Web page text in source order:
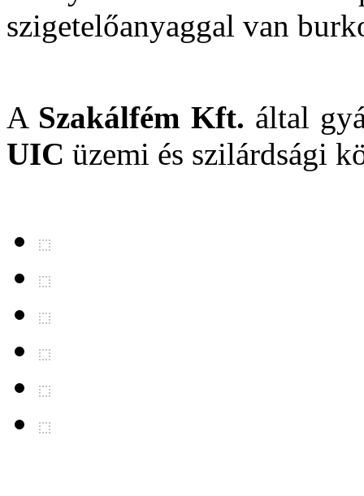
szigetelőanyaggal van
A Szakálfém Kft. által
UIC üzemi és szilárdsági